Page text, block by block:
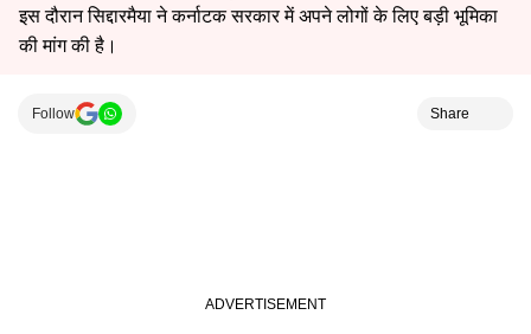
इस दौरान सिद्दारमैया ने कर्नाटक सरकार में अपने लोगों के लिए बड़ी भूमिका
की मांग की है।
Follow Share